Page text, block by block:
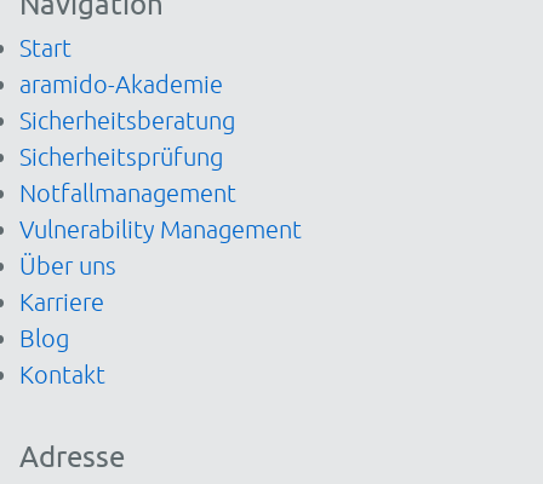
Start
aramido-Akademie
Sicherheitsberatung
Sicherheitsprüfung
Notfallmanagement
Vulnerability Management
Über uns
Karriere
Blog
Kontakt
Adresse